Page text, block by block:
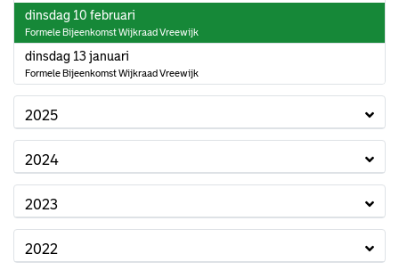
dinsdag 10 februari
Formele Bijeenkomst Wijkraad Vreewijk
dinsdag 13 januari
Formele Bijeenkomst Wijkraad Vreewijk
2025
2024
2023
2022